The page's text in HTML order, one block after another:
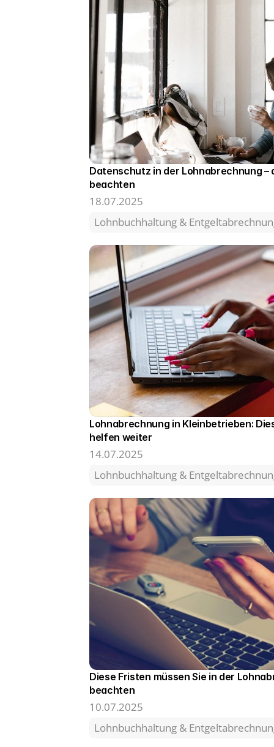
Datenschutz in der Lohnabrechnung –
beachten
18.07.2025
Lohnbuchhaltung &
Lohnabrechnung in Kleinbetrieben:
helfen weiter
14.07.2025
Lohnbuchhaltung &
Diese Fristen müssen Sie in der
beachten
10.07.2025
Lohnbuchhaltung &